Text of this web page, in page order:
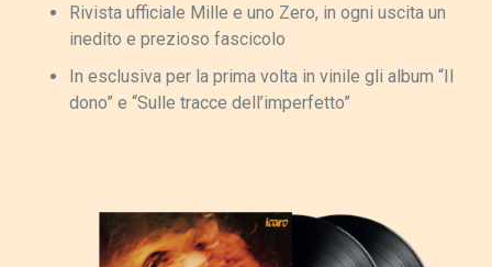
Rivista ufficiale Mille e uno Zero, in ogni uscita un
inedito e prezioso fascicolo
In esclusiva per la prima volta in vinile gli album “Il
dono” e “Sulle tracce dell’imperfetto”